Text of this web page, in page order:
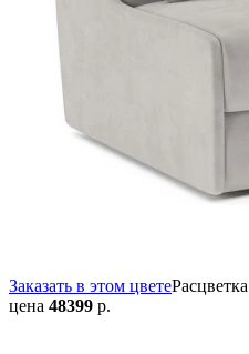
Заказать в этом цветеРасцветка
цена 48399 р.